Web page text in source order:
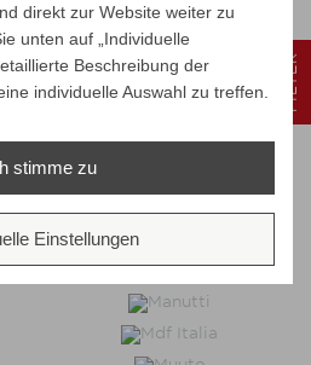
direkt zur Website weiter zu
unten auf „Individuelle
Beschreibung der
individuelle Auswahl zu treffen.
stimme zu
Einstellungen
FILTER